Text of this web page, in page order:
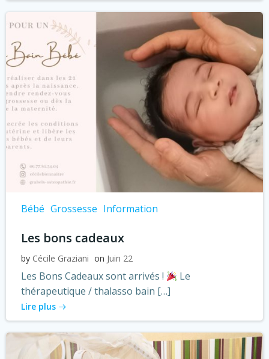
Bébé Grossesse Information
Les bons cadeaux
by Cécile Graziani on Juin 22
Les Bons Cadeaux sont arrivés !
Le
thérapeutique / thalasso bain […]
Lire plus